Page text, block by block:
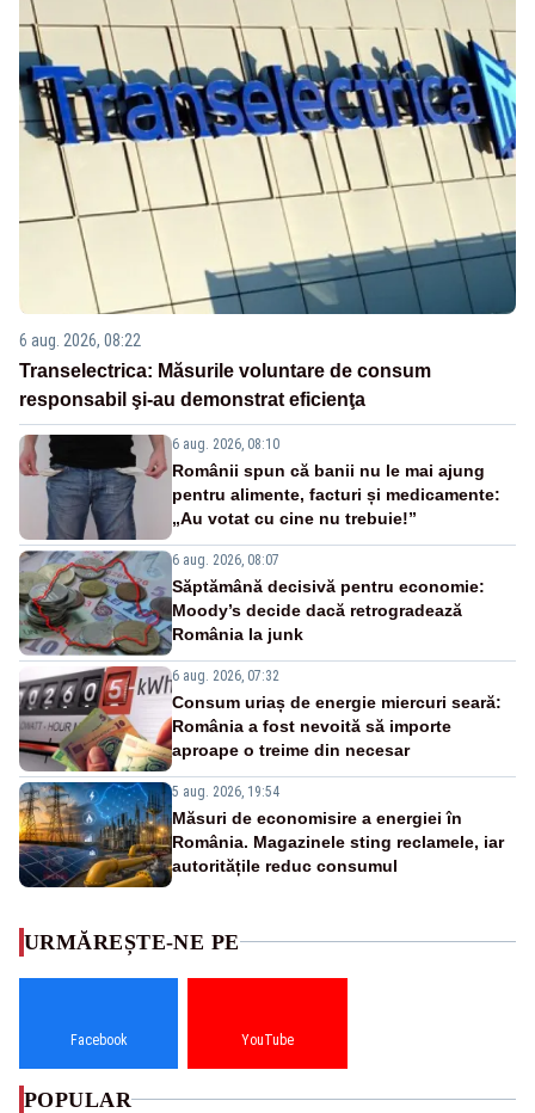
6 aug. 2026, 08:22
Transelectrica: Măsurile voluntare de consum
responsabil şi-au demonstrat eficienţa
6 aug. 2026, 08:10
Românii spun că banii nu le mai ajung
pentru alimente, facturi și medicamente:
„Au votat cu cine nu trebuie!”
6 aug. 2026, 08:07
Săptămână decisivă pentru economie:
Moody’s decide dacă retrogradează
România la junk
6 aug. 2026, 07:32
Consum uriaș de energie miercuri seară:
România a fost nevoită să importe
aproape o treime din necesar
5 aug. 2026, 19:54
Măsuri de economisire a energiei în
România. Magazinele sting reclamele, iar
autoritățile reduc consumul
URMĂREȘTE-NE PE
Facebook YouTube
POPULAR